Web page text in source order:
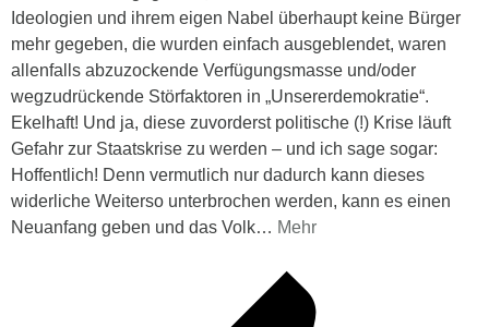
Ideologien und ihrem eigen Nabel überhaupt keine Bürger
mehr gegeben, die wurden einfach ausgeblendet, waren
allenfalls abzuzockende Verfügungsmasse und/oder
wegzudrückende Störfaktoren in „Unsererdemokratie“.
Ekelhaft! Und ja, diese zuvorderst politische (!) Krise läuft
Gefahr zur Staatskrise zu werden – und ich sage sogar:
Hoffentlich! Denn vermutlich nur dadurch kann dieses
widerliche Weiterso unterbrochen werden, kann es einen
Neuanfang geben und das Volk… Mehr